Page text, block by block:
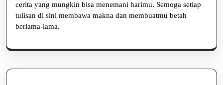
cerita yang mungkin bisa menemani harimu. Semoga setiap
tulisan di sini membawa makna dan membuatmu betah
berlama-lama.